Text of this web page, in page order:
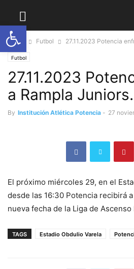
Abrir barra de herramientas
Home Futbol 27.11.2023 Potencia
Futbol
27.11.2023
a Rampla Juniors.
By Institución Atlética Potencia - 27
El próximo miércoles 29, en el
desde las 16:30 Potencia recibirá
nueva fecha de la Liga de
TAGS Estadio Obdulio Varela